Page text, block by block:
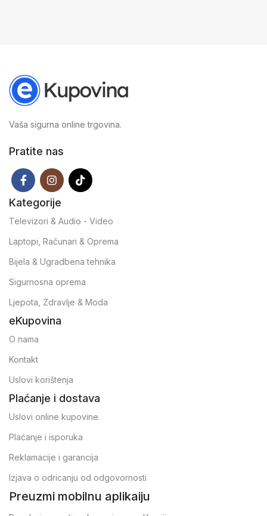
Vaša sigurna online trgovina.
Pratite nas
Kategorije
Televizori & Audio - Video
Laptopi, Računari & Oprema
Bijela & Ugradbena tehnika
Sigurnosna oprema
Ljepota, Zdravlje & Moda
eKupovina
O nama
Kontakt
Uslovi korištenja
Plaćanje i dostava
Uslovi online kupovine
Plaćanje i isporuka
Reklamacije i garancija
Izjava o odricanju od odgovornosti
Preuzmi mobilnu aplikaiju